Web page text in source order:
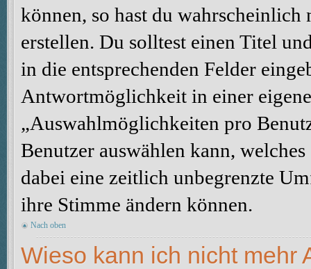
können, so hast du
erstellen. Du solltest einen Titel
in die entsprechenden Felder
Antwortmöglichkeit in einer
„Auswahlmöglichkeiten pro
Benutzer auswählen kann,
dabei eine zeitlich unbegrenzte
ihre Stimme ändern können.
Nach oben
Wieso kann ich nicht mehr